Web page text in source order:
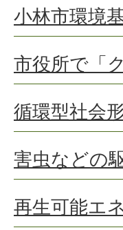
小林市環境
市役所で「
循環型社会
害虫などの
再生可能エ